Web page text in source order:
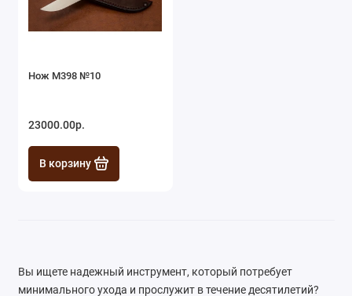
Нож М398 №10
23000.00р.
В корзину
Вы ищете надежный инструмент, который потребует
минимального ухода и прослужит в течение десятилетий?